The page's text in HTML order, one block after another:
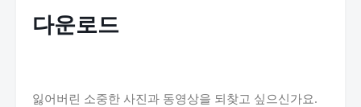
다운로드
잃어버린 소중한 사진과 동영상을 되찾고 싶으신가요.